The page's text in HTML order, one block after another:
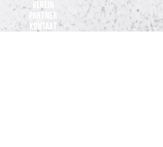
Verein
Partner
Kontakt